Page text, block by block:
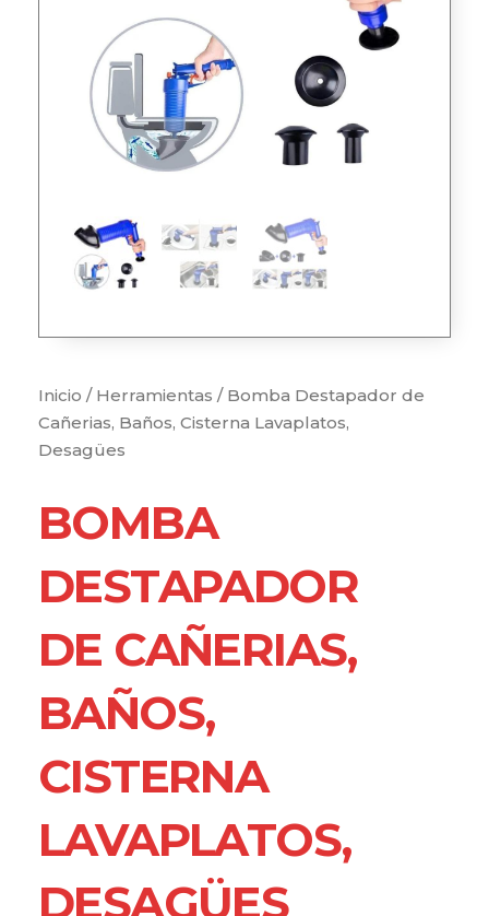
Inicio / Herramientas / Bomba Destapador de
Cañerias, Baños, Cisterna Lavaplatos,
Desagües
BOMBA
DESTAPADOR
DE CAÑERIAS,
BAÑOS,
CISTERNA
LAVAPLATOS,
DESAGÜES